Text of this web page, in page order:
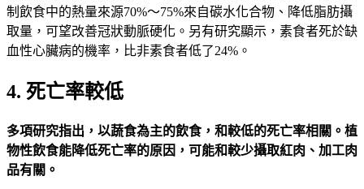
制飲食中的熱量來源70%～75%來自碳水化合物、降低脂肪攝
取量，可望改善冠狀動脈硬化。另有研究顯示，素食者死於缺
血性心臟病的機率，比非素食者低了24%。
4. 死亡率較低
多項研究指出，以蔬食為主的飲食，和較低的死亡率相關。植
物性飲食能降低死亡率的原因，可能和較少攝取紅肉、加工肉
品有關。